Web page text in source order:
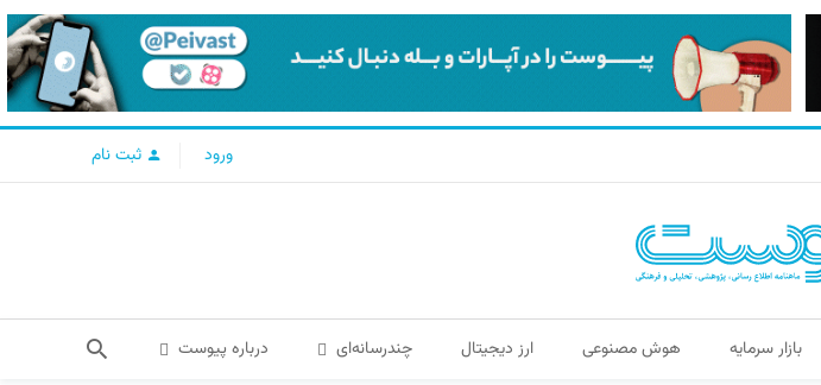
ورود ثبت نام
بازار سرمایه هوش مصنوعی ارز دیجیتال چندرسانه‌ای درباره پیوست